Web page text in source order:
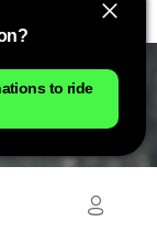
to ride